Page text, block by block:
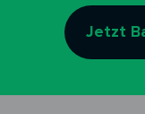
Jetzt